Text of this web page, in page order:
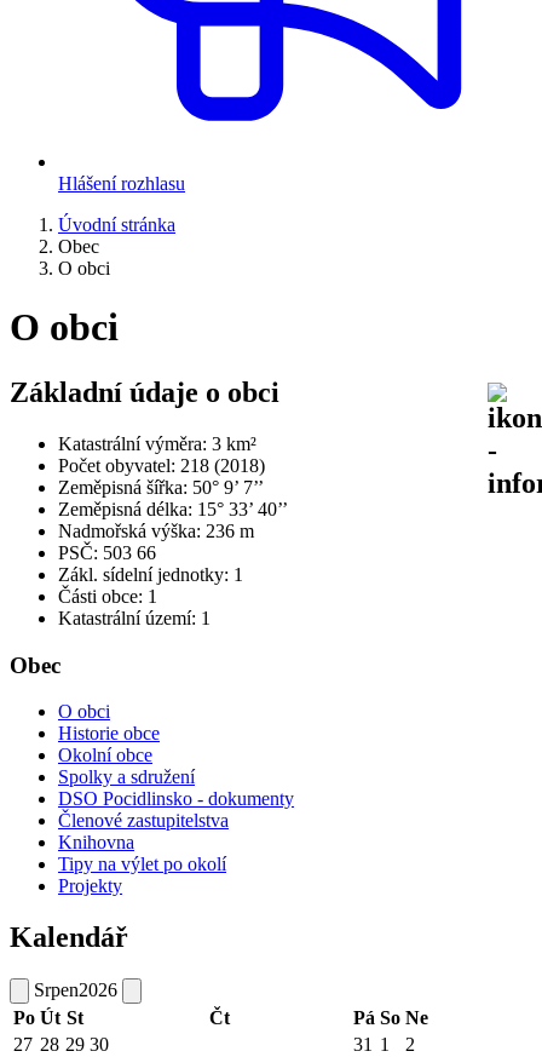
Hlášení rozhlasu
Úvodní stránka
Obec
O obci
O obci
Základní údaje o obci
Katastrální výměra: 3 km²
Počet obyvatel: 218 (2018)
Zeměpisná šířka: 50° 9’ 7’’
Zeměpisná délka: 15° 33’ 40’’
Nadmořská výška: 236 m
PSČ: 503 66
Zákl. sídelní jednotky: 1
Části obce: 1
Katastrální území: 1
Obec
O obci
Historie obce
Okolní obce
Spolky a sdružení
DSO Pocidlinsko - dokumenty
Členové zastupitelstva
Knihovna
Tipy na výlet po okolí
Projekty
Kalendář
Srpen2026
Po Út St Čt Pá So Ne
27 28 29 30 31 1
2